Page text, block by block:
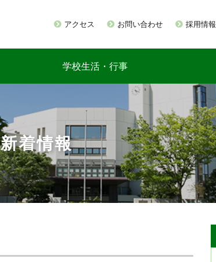
アクセス お問い合わせ 採用情報
学校生活・行事
新着情報